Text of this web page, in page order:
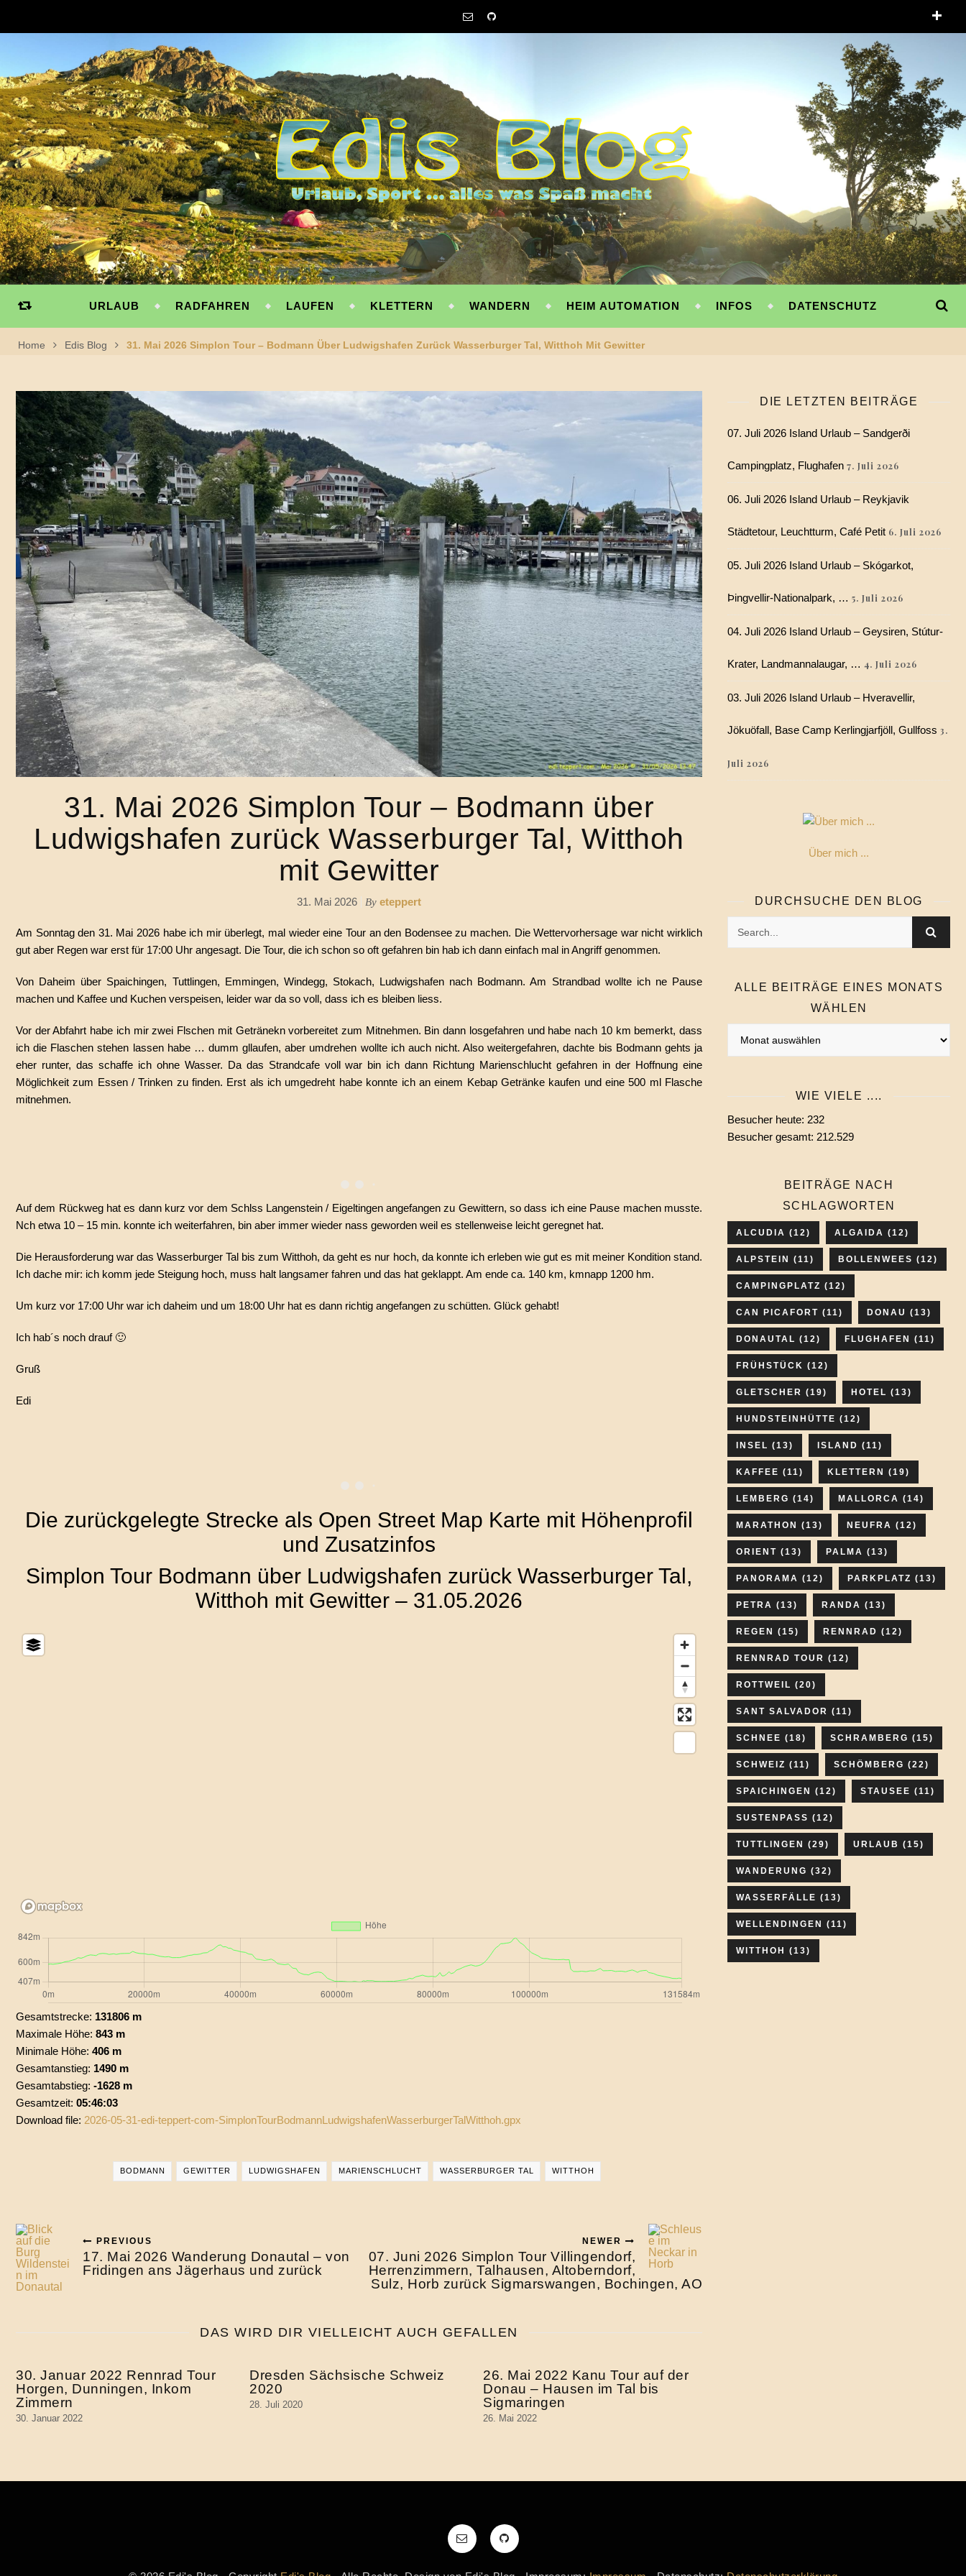
URLAUB RADFAHREN LAUFEN KLETTERN WANDERN HEIM AUTOMATION INFOS DATENSCHUTZ
Home Edis Blog 31. Mai 2026 Simplon Tour – Bodmann Über Ludwigshafen Zurück Wasserburger Tal, Witthoh Mit Gewitter
31. Mai 2026 Simplon Tour – Bodmann über
Ludwigshafen zurück Wasserburger Tal, Witthoh
mit Gewitter
31. Mai 2026 By eteppert
Am Sonntag den 31. Mai 2026 habe ich mir überlegt, mal wieder eine Tour an den Bodensee zu machen. Die Wettervorhersage war nicht wirklich
gut aber Regen war erst für 17:00 Uhr angesagt. Die Tour, die ich schon so oft gefahren bin hab ich dann einfach mal in Angriff genommen.
Von Daheim über Spaichingen, Tuttlingen, Emmingen, Windegg, Stokach, Ludwigshafen nach Bodmann. Am Strandbad wollte ich ne Pause
machen und Kaffee und Kuchen verspeisen, leider war da so voll, dass ich es bleiben liess.
Vor der Abfahrt habe ich mir zwei Flschen mit Getränekn vorbereitet zum Mitnehmen. Bin dann losgefahren und habe nach 10 km bemerkt, dass
ich die Flaschen stehen lassen habe … dumm gllaufen, aber umdrehen wollte ich auch nicht. Also weitergefahren, dachte bis Bodmann gehts ja
eher runter, das schaffe ich ohne Wasser. Da das Strandcafe voll war bin ich dann Richtung Marienschlucht gefahren in der Hoffnung eine
Möglichkeit zum Essen / Trinken zu finden. Erst als ich umgedreht habe konnte ich an einem Kebap Getränke kaufen und eine 500 ml Flasche
mitnehmen.
Auf dem Rückweg hat es dann kurz vor dem Schlss Langenstein / Eigeltingen angefangen zu Gewittern, so dass ich eine Pause machen musste.
Nch etwa 10 – 15 min. konnte ich weiterfahren, bin aber immer wieder nass geworden weil es stellenweise leicht geregnet hat.
Die Herausforderung war das Wasserburger Tal bis zum Witthoh, da geht es nur hoch, da konnte ich erleben wie gut es mit meiner Kondition stand.
Ich dache mir: ich komm jede Steigung hoch, muss halt langsamer fahren und das hat geklappt. Am ende ca. 140 km, kmnapp 1200 hm.
Um kurz vor 17:00 Uhr war ich daheim und um 18:00 Uhr hat es dann richtig angefangen zu schütten. Glück gehabt!
Ich hab´s noch drauf 🙂
Gruß
Edi
Die zurückgelegte Strecke als Open Street Map Karte mit Höhenprofil
und Zusatzinfos
Simplon Tour Bodmann über Ludwigshafen zurück Wasserburger Tal,
Witthoh mit Gewitter – 31.05.2026
Gesamtstrecke: 131806 m
Maximale Höhe: 843 m
Minimale Höhe: 406 m
Gesamtanstieg: 1490 m
Gesamtabstieg: -1628 m
Gesamtzeit: 05:46:03
Download file: 2026-05-31-edi-teppert-com-SimplonTourBodmannLudwigshafenWasserburgerTalWitthoh.gpx
BODMANN GEWITTER LUDWIGSHAFEN MARIENSCHLUCHT WASSERBURGER TAL WITTHOH
PREVIOUS
17. Mai 2026 Wanderung Donautal – von
Fridingen ans Jägerhaus und zurück
NEWER
07. Juni 2026 Simplon Tour Villingendorf,
Herrenzimmern, Talhausen, Altoberndorf,
Sulz, Horb zurück Sigmarswangen, Bochingen, AO
DAS WIRD DIR VIELLEICHT AUCH GEFALLEN
30. Januar 2022 Rennrad Tour
Horgen, Dunningen, Inkom
Zimmern
30. Januar 2022
Dresden Sächsische Schweiz
2020
28. Juli 2020
26. Mai 2022 Kanu Tour auf der
Donau – Hausen im Tal bis
Sigmaringen
26. Mai 2022
DIE LETZTEN BEITRÄGE
07. Juli 2026 Island Urlaub – Sandgerði
Campingplatz, Flughafen 7. Juli 2026
06. Juli 2026 Island Urlaub – Reykjavik
Städtetour, Leuchtturm, Café Petit 6. Juli 2026
05. Juli 2026 Island Urlaub – Skógarkot,
Þingvellir-Nationalpark, … 5. Juli 2026
04. Juli 2026 Island Urlaub – Geysiren, Stútur-
Krater, Landmannalaugar, … 4. Juli 2026
03. Juli 2026 Island Urlaub – Hveravellir,
Jökuöfall, Base Camp Kerlingjarfjöll, Gullfoss 3.
Juli 2026
Über mich ...
DURCHSUCHE DEN BLOG
ALLE BEITRÄGE EINES MONATS
WÄHLEN
wählen
WIE VIELE ....
Besucher heute: 232
Besucher gesamt: 212.529
BEITRÄGE NACH
SCHLAGWORTEN
ALCUDIA (12) ALGAIDA (12)
ALPSTEIN (11) BOLLENWEES (12)
CAMPINGPLATZ (12)
CAN PICAFORT (11) DONAU (13)
DONAUTAL (12) FLUGHAFEN (11)
FRÜHSTÜCK (12)
GLETSCHER (19) HOTEL (13)
HUNDSTEINHÜTTE (12)
INSEL (13) ISLAND (11)
KAFFEE (11) KLETTERN (19)
LEMBERG (14) MALLORCA (14)
MARATHON (13) NEUFRA (12)
ORIENT (13) PALMA (13)
PANORAMA (12) PARKPLATZ (13)
PETRA (13) RANDA (13)
REGEN (15) RENNRAD (12)
RENNRAD TOUR (12)
ROTTWEIL (20)
SANT SALVADOR (11)
SCHNEE (18) SCHRAMBERG (15)
SCHWEIZ (11) SCHÖMBERG (22)
SPAICHINGEN (12) STAUSEE (11)
SUSTENPASS (12)
TUTTLINGEN (29) URLAUB (15)
WANDERUNG (32)
WASSERFÄLLE (13)
WELLENDINGEN (11)
WITTHOH (13)